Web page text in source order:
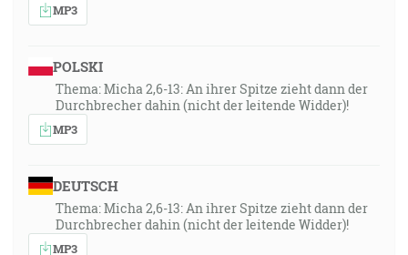
MP3
POLSKI
Thema: Micha 2,6-13: An ihrer Spitze zieht dann der
Durchbrecher dahin (nicht der leitende Widder)!
MP3
DEUTSCH
Thema: Micha 2,6-13: An ihrer Spitze zieht dann der
Durchbrecher dahin (nicht der leitende Widder)!
MP3